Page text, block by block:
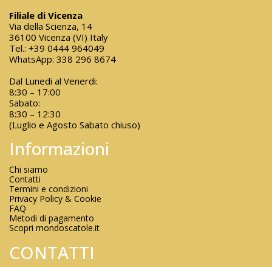
Filiale di Vicenza
Via della Scienza, 14
36100 Vicenza (VI) Italy
Tel.: +39 0444 964049
WhatsApp: 338 296 8674
Dal Lunedi al Venerdi:
8:30 – 17:00
Sabato:
8:30 – 12:30
(Luglio e Agosto Sabato chiuso)
Informazioni
Chi siamo
Contatti
Termini e condizioni
Privacy Policy & Cookie
FAQ
Metodi di pagamento
Scopri mondoscatole.it
CONTATTI